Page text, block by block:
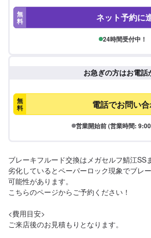
無
料 ネット予約に
24時間受付中！
お急ぎの方はお電話
無
料 電話でお問い
営業開始前 (営業時間:
ブレーキフルード交換はメガセルフ鯖江SS
劣化しているとペーパーロック現象でブレ
可能性があります。
こちらのページからご予約ください！
<費用目安>
ご来店後のお見積もりとなります。